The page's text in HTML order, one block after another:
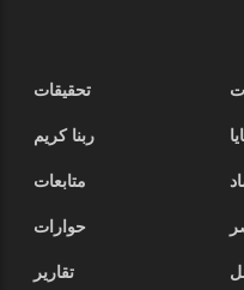
تحقيقات
ربنا كريم
متابعات
حوارات
تقارير